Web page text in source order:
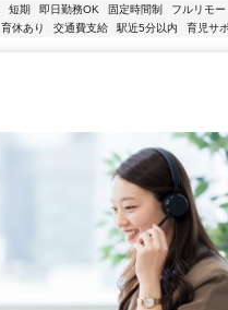
短期 即日勤務OK 固定時間制
フルリモー
育休あり 交通費支給 駅近5分以内 育児サ